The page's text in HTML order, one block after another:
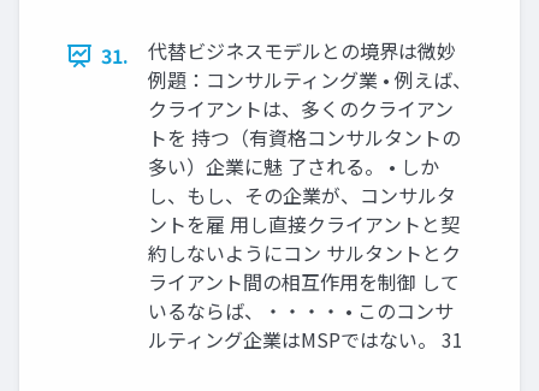
31.
代替ビジネスモデルとの境界は微妙
例題：コンサルティング業 • 例えば、
クライアントは、多くのクライアン
トを 持つ（有資格コンサルタントの
多い）企業に魅 了される。 • しか
し、もし、その企業が、コンサルタ
ントを雇 用し直接クライアントと契
約しないようにコン サルタントとク
ライアント間の相互作用を制御 して
いるならば、・・・・ • このコンサ
ルティング企業はMSPではない。 31